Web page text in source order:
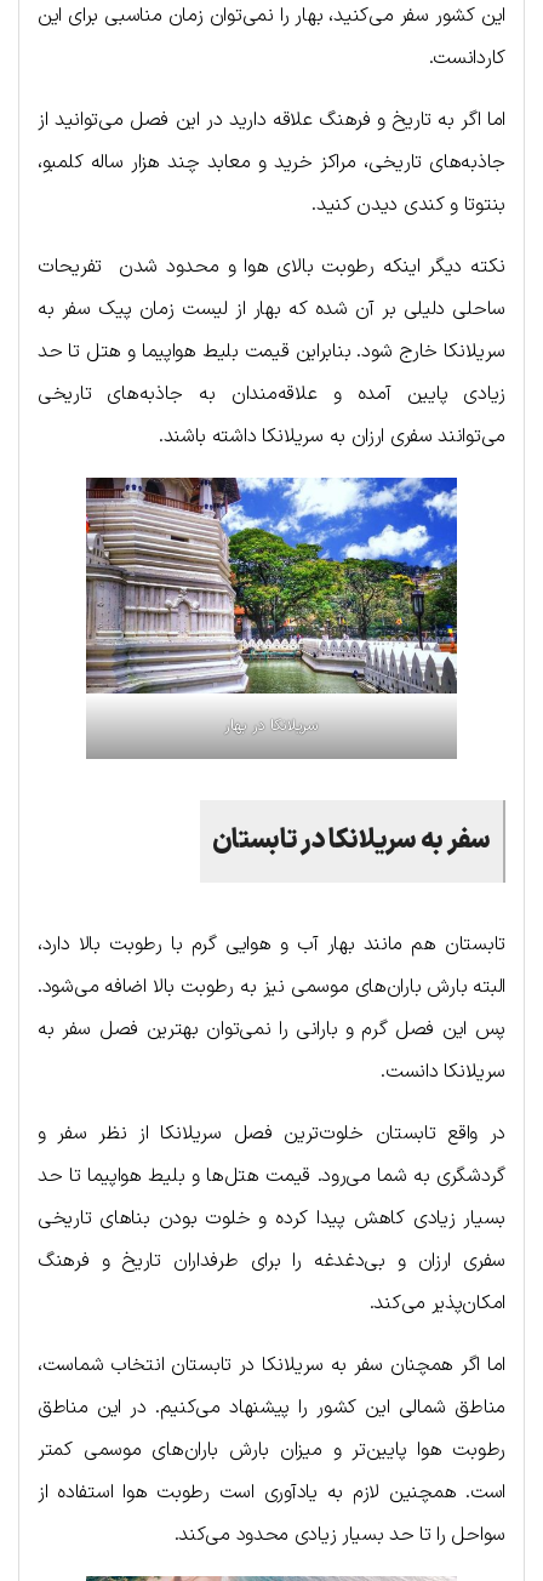
این کشور سفر می‌کنید، بهار را نمی‌توان زمان مناسبی برای این
کاردانست.
اما اگر به تاریخ و فرهنگ علاقه دارید در این فصل می‌توانید از
جاذبه‌های تاریخی، مراکز خرید و معابد چند هزار ساله کلمبو،
بنتوتا و کندی دیدن کنید.
نکته دیگر اینکه رطوبت بالای هوا و محدود شدن تفریحات
ساحلی دلیلی بر آن شده که بهار از لیست زمان پیک سفر به
سریلانکا خارج شود. بنابراین قیمت بلیط هواپیما و هتل تا حد
زیادی پایین آمده و علاقه‌مندان به جاذبه‌های تاریخی
می‌توانند سفری ارزان به سریلانکا داشته باشند.
سریلانکا در بهار
سفر به سریلانکا در تابستان
تابستان هم مانند بهار آب و هوایی گرم با رطوبت بالا دارد،
البته بارش باران‌های موسمی نیز به رطوبت بالا اضافه می‌شود.
پس این فصل گرم و بارانی را نمی‌توان بهترین فصل سفر به
سریلانکا دانست.
در واقع تابستان خلوت‌ترین فصل سریلانکا از نظر سفر و
گردشگری به شما می‌رود. قیمت هتل‌ها و بلیط هواپیما تا حد
بسیار زیادی کاهش پیدا کرده و خلوت بودن بناهای تاریخی
سفری ارزان و بی‌دغدغه را برای طرفداران تاریخ و فرهنگ
امکان‌پذیر می‌کند.
اما اگر همچنان سفر به سریلانکا در تابستان انتخاب شماست،
مناطق شمالی این کشور را پیشنهاد می‌کنیم. در این مناطق
رطوبت هوا پایین‌تر و میزان بارش باران‌های موسمی کمتر
است. همچنین لازم به یادآوری است رطوبت هوا استفاده از
سواحل را تا حد بسیار زیادی محدود می‌کند.